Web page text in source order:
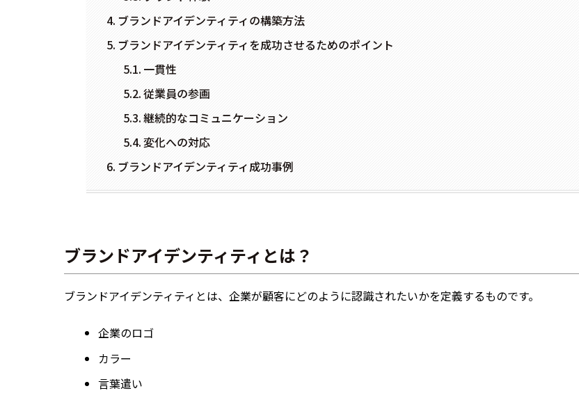
ブランドアイデンティティの構築方法
ブランドアイデンティティを成功させるためのポイント
一貫性
従業員の参画
継続的なコミュニケーション
変化への対応
ブランドアイデンティティ成功事例
ブランドアイデンティティとは？
ブランドアイデンティティとは、企業が顧客にどのように認識されたいかを定義するものです。
企業のロゴ
カラー
言葉遣い